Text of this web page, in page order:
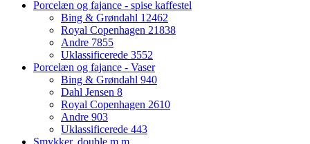
Porcelæn og fajance - spise kaffestel
Bing & Grøndahl 12462
Royal Copenhagen 21838
Andre 7855
Uklassificerede 3552
Porcelæn og fajance - Vaser
Bing & Grøndahl 940
Dahl Jensen 8
Royal Copenhagen 2610
Andre 903
Uklassificerede 443
Smykker, double m.m.